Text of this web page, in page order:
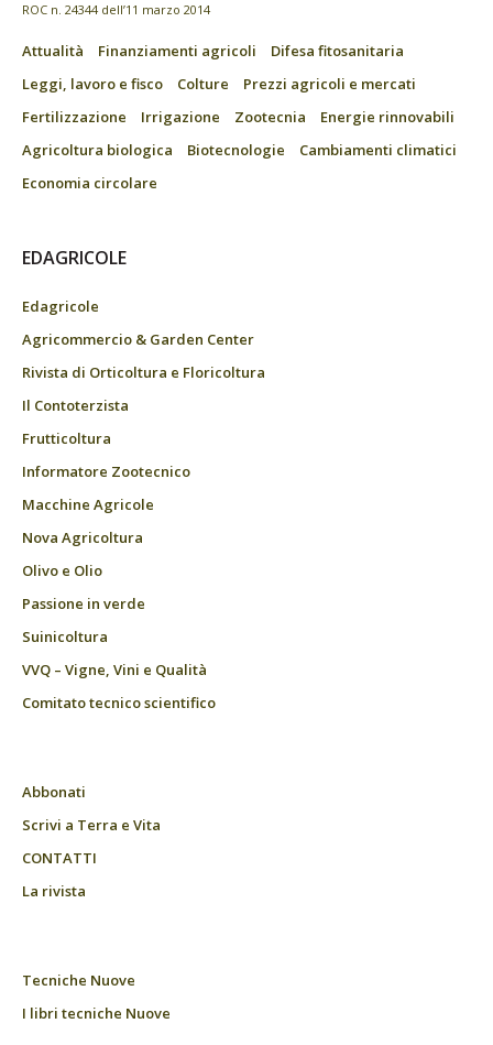
ROC n. 24344 dell’11 marzo 2014
Attualità Finanziamenti agricoli
Difesa fitosanitaria
Leggi, lavoro e fisco
Colture
Prezzi agricoli e mercati
Fertilizzazione
Irrigazione Zootecnia
Energie rinnovabili
Agricoltura biologica
Biotecnologie
Cambiamenti climatici
Economia circolare
EDAGRICOLE
Edagricole
Agricommercio & Garden Center
Rivista di Orticoltura e Floricoltura
Il Contoterzista
Frutticoltura
Informatore Zootecnico
Macchine Agricole
Nova Agricoltura
Olivo e Olio
Passione in verde
Suinicoltura
VVQ – Vigne, Vini e Qualità
Comitato tecnico scientifico
Abbonati
Scrivi a Terra e Vita
CONTATTI
La rivista
Tecniche Nuove
I libri tecniche Nuove